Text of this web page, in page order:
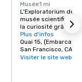
Musée1 mi
L'Exploratorium de
musée scientifique
la curiosité grâce à
interactives. Situé
plus de 600
peuvent explorer la
perception humaine.
Plus d'infos
Quai 15,
San Francisco, CA,
Visiter le site web